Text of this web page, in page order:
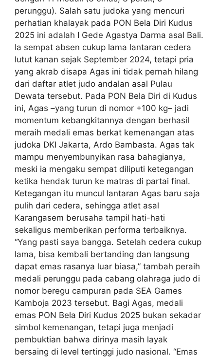
perunggu). Salah satu judoka yang mencuri
perhatian khalayak pada PON Bela Diri Kudus
2025 ini adalah I Gede Agastya Darma asal Bali.
Ia sempat absen cukup lama lantaran cedera
lutut kanan sejak September 2024, tetapi pria
yang akrab disapa Agas ini tidak pernah hilang
dari daftar atlet judo andalan asal Pulau
Dewata tersebut. Pada PON Bela Diri di Kudus
ini, Agas –yang turun di nomor +100 kg– jadi
momentum kebangkitannya dengan berhasil
meraih medali emas berkat kemenangan atas
judoka DKI Jakarta, Ardo Bambasta. Agas tak
mampu menyembunyikan rasa bahagianya,
meski ia mengaku sempat diliputi ketegangan
ketika hendak turun ke matras di partai final.
Ketegangan itu muncul lantaran Agas baru saja
pulih dari cedera, sehingga atlet asal
Karangasem berusaha tampil hati-hati
sekaligus memberikan performa terbaiknya.
“Yang pasti saya bangga. Setelah cedera cukup
lama, bisa kembali bertanding dan langsung
dapat emas rasanya luar biasa,” tambah peraih
medali perunggu pada cabang olahraga judo di
nomor beregu campuran pada SEA Games
Kamboja 2023 tersebut. Bagi Agas, medali
emas PON Bela Diri Kudus 2025 bukan sekadar
simbol kemenangan, tetapi juga menjadi
pembuktian bahwa dirinya masih layak
bersaing di level tertinggi judo nasional. “Emas